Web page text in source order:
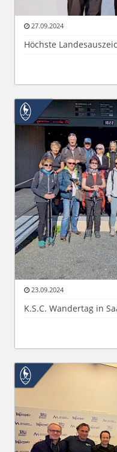
27.09.2024
Höchste
23.09.2024
K.S.C. Wandertag in